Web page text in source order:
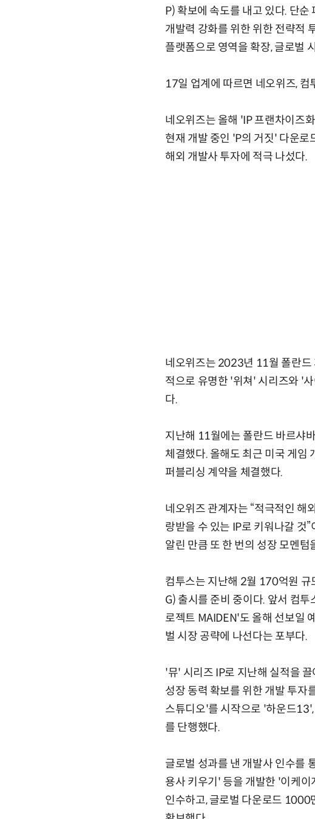
P) 확보에 속도를 내고 있다. 단
개발력 강화를 위한 위한 전략적
플랫폼으로 영역을 확장, 글로벌
17일 업계에 따르면 네오위즈, 컴
네오위즈는 올해 'IP 프랜차이즈
현재 개발 중인 'P의 거짓' 다운로
해외 개발사 투자에 적극 나섰다.
네오위즈는 2023년 11월 폴란드
적으로 유명한 '위쳐' 시리즈와 '
다.
지난해 11월에는 폴란드 바르샤
체결했다. 올해도 최근 미국 게임
퍼블리싱 계약을 체결했다.
네오위즈 관계자는 “적극적인 해
랑받을 수 있는 IP로 키워나갈 것
알린 만큼 또 한 번의 성장 모멘텀
컴투스는 지난해 2월 170억원
G) 출시를 준비 중이다. 앞서 컴
로젝트 MAIDEN'도 올해 선보일
벌 시장 공략에 나선다는 포부다.
'뮤' 시리즈 IP로 지난해 실적을
성장 동력 확보를 위한 개발 투자
스튜디오'를 시작으로 '하운드
를 단행했다.
글로벌 성과를 낸 개발사 인수를
용사 키우기' 등을 개발한 '이케
인수하고, 글로벌 다운로드